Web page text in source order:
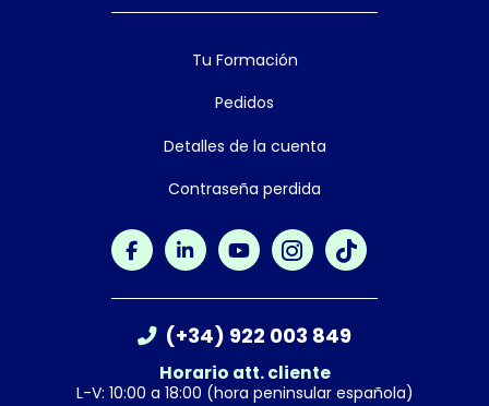
Tu Formación
Pedidos
Detalles de la cuenta
Contraseña perdida
(+34) 922 003 849
Horario att. cliente
L-V: 10:00 a 18:00 (hora peninsular española)